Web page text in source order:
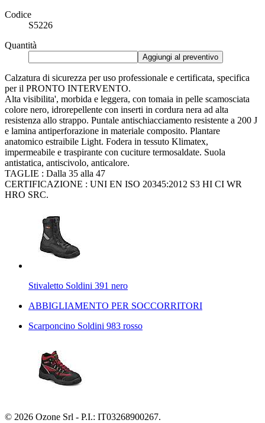
Codice
S5226
Quantità
Aggiungi al preventivo
Calzatura di sicurezza per uso professionale e certificata, specifica
per il PRONTO INTERVENTO.
Alta visibilita', morbida e leggera, con tomaia in pelle scamosciata
colore nero, idrorepellente con inserti in cordura nera ad alta
resistenza allo strappo. Puntale antischiacciamento resistente a 200 J
e lamina antiperforazione in materiale composito. Plantare
anatomico estraibile Light. Fodera in tessuto Klimatex,
impermeabile e traspirante con cuciture termosaldate. Suola
antistatica, antiscivolo, anticalore.
TAGLIE : Dalla 35 alla 47
CERTIFICAZIONE : UNI EN ISO 20345:2012 S3 HI CI WR
HRO SRC.
Stivaletto Soldini 391 nero
ABBIGLIAMENTO PER SOCCORRITORI
Scarponcino Soldini 983 rosso
© 2026 Ozone Srl - P.I.: IT03268900267.